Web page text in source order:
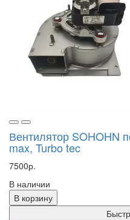
Вентилятор SOHOHN
max, Turbo tec
7500р.
В наличии
В корзину